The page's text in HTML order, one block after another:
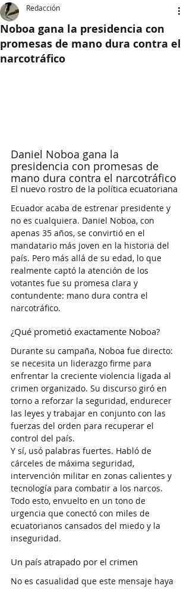
Noboa gana la presidencia con
promesas de mano dura contra el
narcotráfico
Redacción
Daniel Noboa gana la
presidencia con promesas de
mano dura contra el narcotráfico
El nuevo rostro de la política ecuatoriana
Ecuador acaba de estrenar presidente y
no es cualquiera. Daniel Noboa, con
apenas 35 años, se convirtió en el
mandatario más joven en la historia del
país. Pero más allá de su edad, lo que
realmente captó la atención de los
votantes fue su promesa clara y
contundente: mano dura contra el
narcotráfico.
¿Qué prometió exactamente Noboa?
Durante su campaña, Noboa fue directo:
se necesita un liderazgo firme para
enfrentar la creciente violencia ligada al
crimen organizado. Su discurso giró en
torno a reforzar la seguridad, endurecer
las leyes y trabajar en conjunto con las
fuerzas del orden para recuperar el
control del país.
Y sí, usó palabras fuertes. Habló de
cárceles de máxima seguridad,
intervención militar en zonas calientes y
tecnología para combatir a los narcos.
Todo esto, envuelto en un tono de
urgencia que conectó con miles de
ecuatorianos cansados del miedo y la
inseguridad.
Un país atrapado por el crimen
No es casualidad que este mensaje haya